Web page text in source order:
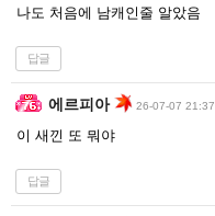
나도 처음에 남캐인줄 알았음
답글
에르피아 26-07-07 21:37
이 새낀 또 뭐야
답글